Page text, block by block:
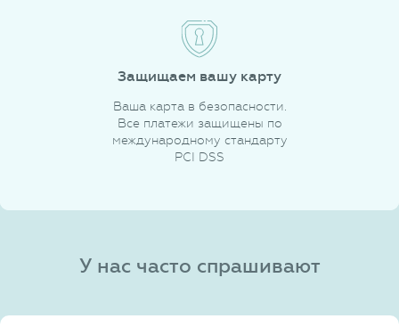
Защищаем вашу карту
Ваша карта в безопасности.
Все платежи защищены по
международному стандарту
PCI DSS
У нас часто спрашивают